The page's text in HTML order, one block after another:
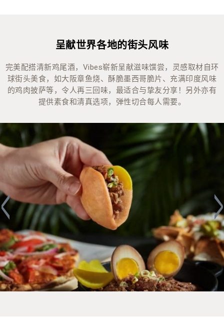
呈献世界各地的街头风味
完美配搭清新鸡尾酒，Vibes崭新呈献滋味馔尝，灵感取材自环
球街头美食，如大阪章鱼烧、酥脆墨西哥脆片、充满印度风味
的鸡肉披萨等，令人再三回味，最适合与挚友分享！另外亦有
提供素食和清真选项，弹性切合每人需要。